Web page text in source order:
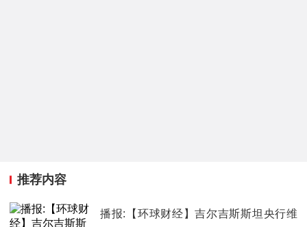
推荐内容
播报:【环球财经】吉尔吉斯斯坦央行维